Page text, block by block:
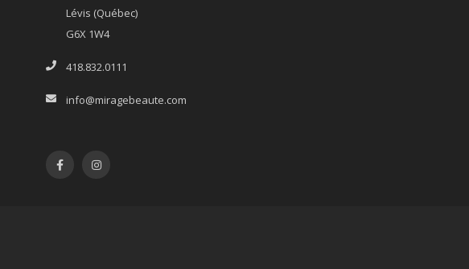
Lévis (Québec)
G6X 1W4
418.832.0111
info@miragebeaute.com